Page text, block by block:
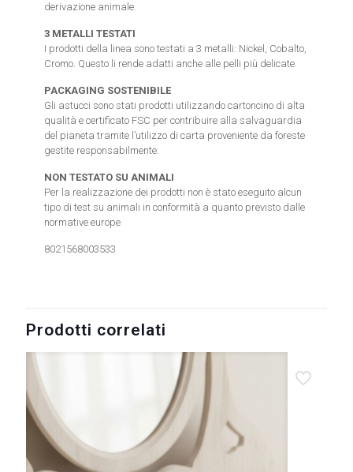
derivazione animale.
3 METALLI TESTATI
I prodotti della linea sono testati a 3 metalli: Nickel, Cobalto,
Cromo. Questo li rende adatti anche alle pelli più delicate.
PACKAGING SOSTENIBILE
Gli astucci sono stati prodotti utilizzando cartoncino di alta
qualità e certificato FSC per contribuire alla salvaguardia
del pianeta tramite l’utilizzo di carta proveniente da foreste
gestite responsabilmente.
NON TESTATO SU ANIMALI
Per la realizzazione dei prodotti non è stato eseguito alcun
tipo di test su animali in conformità a quanto previsto dalle
normative europe
8021568003533
Prodotti correlati